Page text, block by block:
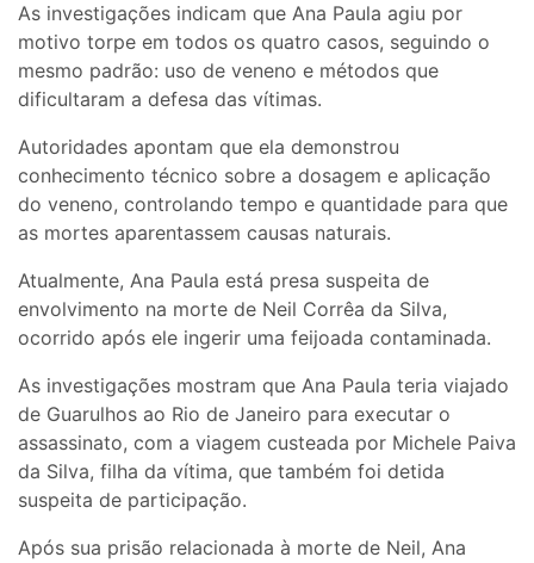
As investigações indicam que Ana Paula agiu por
motivo torpe em todos os quatro casos, seguindo o
mesmo padrão: uso de veneno e métodos que
dificultaram a defesa das vítimas.
Autoridades apontam que ela demonstrou
conhecimento técnico sobre a dosagem e aplicação
do veneno, controlando tempo e quantidade para que
as mortes aparentassem causas naturais.
Atualmente, Ana Paula está presa suspeita de
envolvimento na morte de Neil Corrêa da Silva,
ocorrido após ele ingerir uma feijoada contaminada.
As investigações mostram que Ana Paula teria viajado
de Guarulhos ao Rio de Janeiro para executar o
assassinato, com a viagem custeada por Michele Paiva
da Silva, filha da vítima, que também foi detida
suspeita de participação.
Após sua prisão relacionada à morte de Neil, Ana